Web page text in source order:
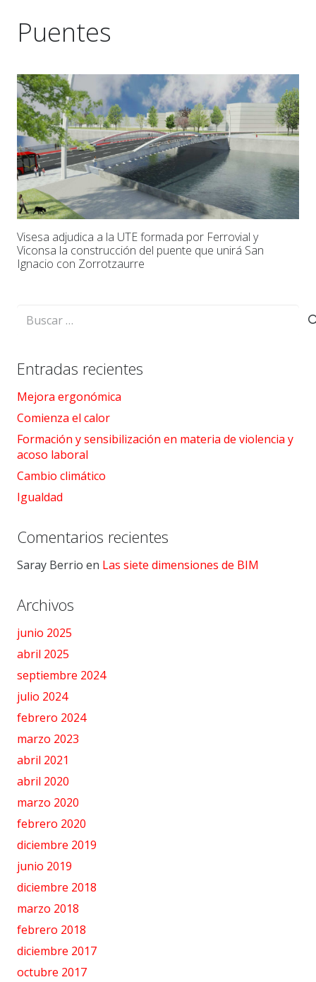
Puentes
Visesa adjudica a la UTE formada por Ferrovial y
Viconsa la construcción del puente que unirá San
Ignacio con Zorrotzaurre
Buscar:
Entradas recientes
Mejora ergonómica
Comienza el calor
Formación y sensibilización en materia de violencia y
acoso laboral
Cambio climático
Igualdad
Comentarios recientes
Saray Berrio en Las siete dimensiones de BIM
Archivos
junio 2025
abril 2025
septiembre 2024
julio 2024
febrero 2024
marzo 2023
abril 2021
abril 2020
marzo 2020
febrero 2020
diciembre 2019
junio 2019
diciembre 2018
marzo 2018
febrero 2018
diciembre 2017
octubre 2017